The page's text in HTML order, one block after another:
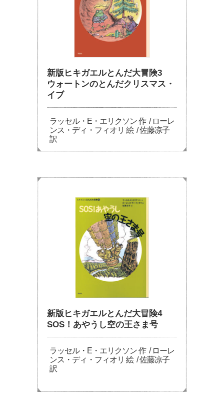
新版ヒキガエルとんだ大冒険3
ウォートンのとんだクリスマス・
イブ
ラッセル・E・エリクソン 作 / ローレ
ンス・ディ・フィオリ 絵 / 佐藤凉子
訳
新版ヒキガエルとんだ大冒険4
SOS！あやうし空の王さま号
ラッセル・E・エリクソン 作 / ローレ
ンス・ディ・フィオリ 絵 / 佐藤凉子
訳